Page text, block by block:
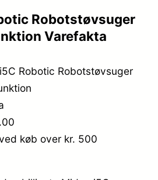
Robotstøvsuger
Varefakta
Robotic Robotstøvsuger
køb over kr. 500